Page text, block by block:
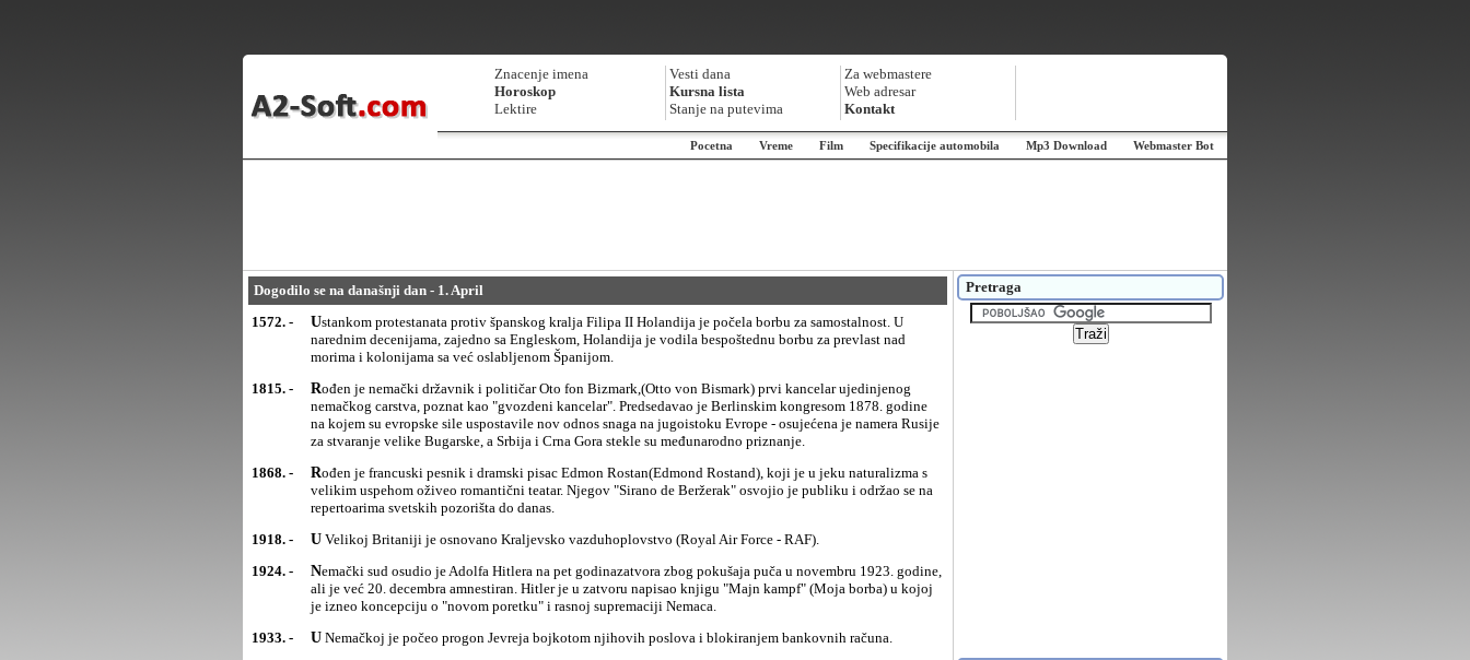
Znacenje imena
Horoskop
Lektire
Vesti dana
Kursna lista
Stanje na putevima
Za webmastere
Web adresar
Kontakt
Pocetna Vreme Film Specifikacije automobila Mp3 Download Webmaster Bot
Dogodilo se na današnji dan - 1. April
1572. -
Ustankom protestanata protiv španskog kralja Filipa II Holandija je počela borbu za samostalnost. U
narednim decenijama, zajedno sa Engleskom, Holandija je vodila bespoštednu borbu za prevlast nad
morima i kolonijama sa već oslabljenom Španijom.
1815. -
Rođen je nemački državnik i političar Oto fon Bizmark,(Otto von Bismark) prvi kancelar ujedinjenog
nemačkog carstva, poznat kao "gvozdeni kancelar". Predsedavao je Berlinskim kongresom 1878. godine
na kojem su evropske sile uspostavile nov odnos snaga na jugoistoku Evrope - osujećena je namera Rusije
za stvaranje velike Bugarske, a Srbija i Crna Gora stekle su međunarodno priznanje.
1868. -
Rođen je francuski pesnik i dramski pisac Edmon Rostan(Edmond Rostand), koji je u jeku naturalizma s
velikim uspehom oživeo romantični teatar. Njegov "Sirano de Beržerak" osvojio je publiku i održao se na
repertoarima svetskih pozorišta do danas.
1918. -
U Velikoj Britaniji je osnovano Kraljevsko vazduhoplovstvo (Royal Air Force - RAF).
1924. -
Nemački sud osudio je Adolfa Hitlera na pet godinazatvora zbog pokušaja puča u novembru 1923. godine,
ali je već 20. decembra amnestiran. Hitler je u zatvoru napisao knjigu "Majn kampf" (Moja borba) u kojoj
je izneo koncepciju o "novom poretku" i rasnoj supremaciji Nemaca.
1933. -
U Nemačkoj je počeo progon Jevreja bojkotom njihovih poslova i blokiranjem bankovnih računa.
Pretraga